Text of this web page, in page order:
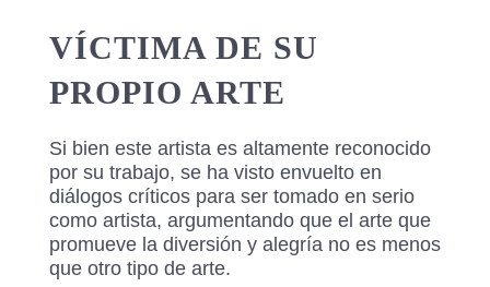
VÍCTIMA DE SU
PROPIO ARTE
Si bien este artista es altamente reconocido
por su trabajo, se ha visto envuelto en
diálogos críticos para ser tomado en serio
como artista, argumentando que el arte que
promueve la diversión y alegría no es menos
que otro tipo de arte.